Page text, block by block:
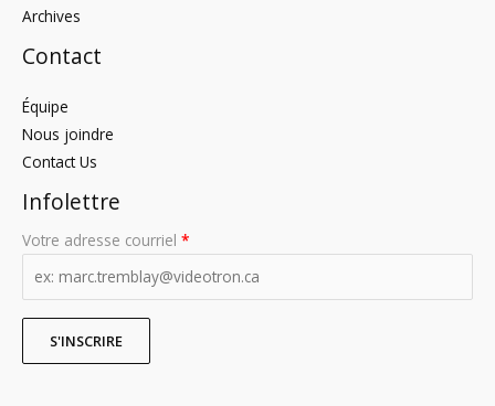
Archives
Contact
Équipe
Nous joindre
Contact Us
Infolettre
Votre adresse courriel *